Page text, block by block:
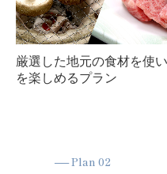
厳選した地元の食材を使
を楽しめるプラン
── Plan 02